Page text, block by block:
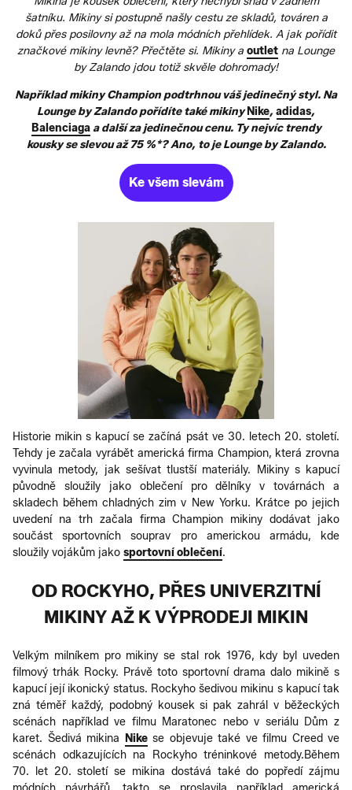
šatníku. Mikiny si postupně našly cestu ze skladů, továren a
doků přes posilovny až na mola módních přehlídek. A jak pořídit
značkové mikiny levně? Přečtěte si. Mikiny a outlet na Lounge
by Zalando jdou totiž skvěle dohromady!
Například mikiny Champion podtrhnou váš jedinečný styl. Na
Lounge by Zalando pořídíte také mikiny Nike,adidas,
Balenciagaa další za jedinečnou cenu. Ty nejvíc trendy
kousky se slevou až 75 %*? Ano, to je Lounge by Zalando.
Ke všem slevám
Historie mikin s kapucí se začíná psát ve 30. letech 20. století.
Tehdy je začala vyrábět americká firma Champion, která zrovna
vyvinula metody, jak sešívat tlustší materiály. Mikiny s kapucí
původně sloužily jako oblečení pro dělníky v továrnách a
skladech během chladných zim v New Yorku. Krátce po jejich
uvedení na trh začala firma Champion mikiny dodávat jako
součást sportovních souprav pro americkou armádu, kde
sloužily vojákům jako sportovní oblečení.
OD ROCKYHO, PŘES UNIVERZITNÍ
MIKINY AŽ K VÝPRODEJI MIKIN
Velkým milníkem pro mikiny se stal rok 1976, kdy byl uveden
filmový trhák Rocky. Právě toto sportovní drama dalo mikině s
kapucí její ikonický status. Rockyho šedivou mikinu s kapucí tak
zná téměř každý, podobný kousek si pak zahrál v běžeckých
scénách například ve filmu Maratonec nebo v seriálu Dům z
karet. Šedivá mikina
Nikese objevuje také ve filmu Creed ve
scénách odkazujících na Rockyho tréninkové metody.Během
70. let 20. století se mikina dostává také do popředí zájmu